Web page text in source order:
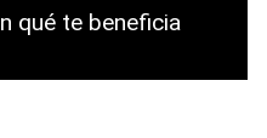
qué te beneficia